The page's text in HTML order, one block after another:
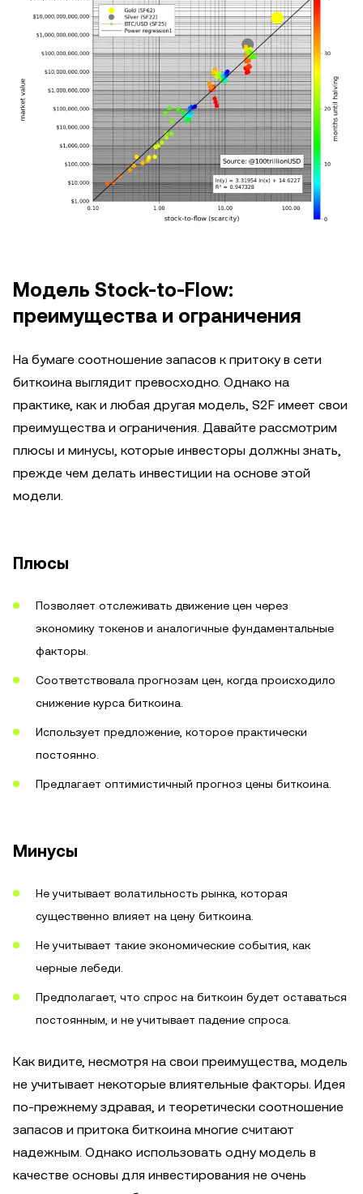
Модель Stock-to-Flow:
преимущества и ограничения
На бумаге соотношение запасов к притоку в сети
биткоина выглядит превосходно. Однако на
практике, как и любая другая модель, S2F имеет свои
преимущества и ограничения. Давайте рассмотрим
плюсы и минусы, которые инвесторы должны знать,
прежде чем делать инвестиции на основе этой
модели.
Плюсы
Позволяет отслеживать движение цен через
экономику токенов и аналогичные фундаментальные
факторы.
Соответствовала прогнозам цен, когда происходило
снижение курса биткоина.
Использует предложение, которое практически
постоянно.
Предлагает оптимистичный прогноз цены биткоина.
Минусы
Не учитывает волатильность рынка, которая
существенно влияет на цену биткоина.
Не учитывает такие экономические события, как
черные лебеди.
Предполагает, что спрос на биткоин будет оставаться
постоянным, и не учитывает падение спроса.
Как видите, несмотря на свои преимущества, модель
не учитывает некоторые влиятельные факторы. Идея
по-прежнему здравая, и теоретически соотношение
запасов и притока биткоина многие считают
надежным. Однако использовать одну модель в
качестве основы для инвестирования не очень